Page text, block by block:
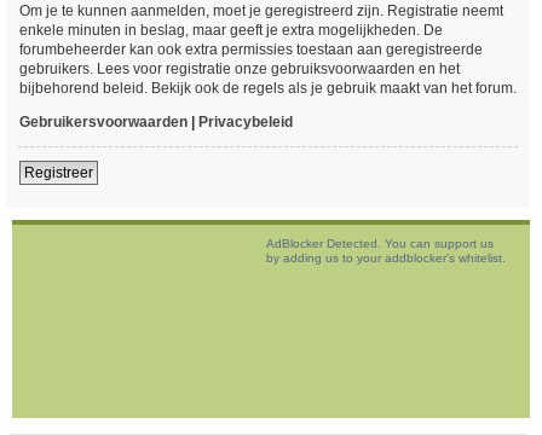
Om je te kunnen aanmelden, moet je geregistreerd zijn. Registratie neemt
enkele minuten in beslag, maar geeft je extra mogelijkheden. De
forumbeheerder kan ook extra permissies toestaan aan geregistreerde
gebruikers. Lees voor registratie onze gebruiksvoorwaarden en het
bijbehorend beleid. Bekijk ook de regels als je gebruik maakt van het forum.
Gebruikersvoorwaarden | Privacybeleid
Registreer
AdBlocker Detected. You can support us
by adding us to your addblocker's whitelist.